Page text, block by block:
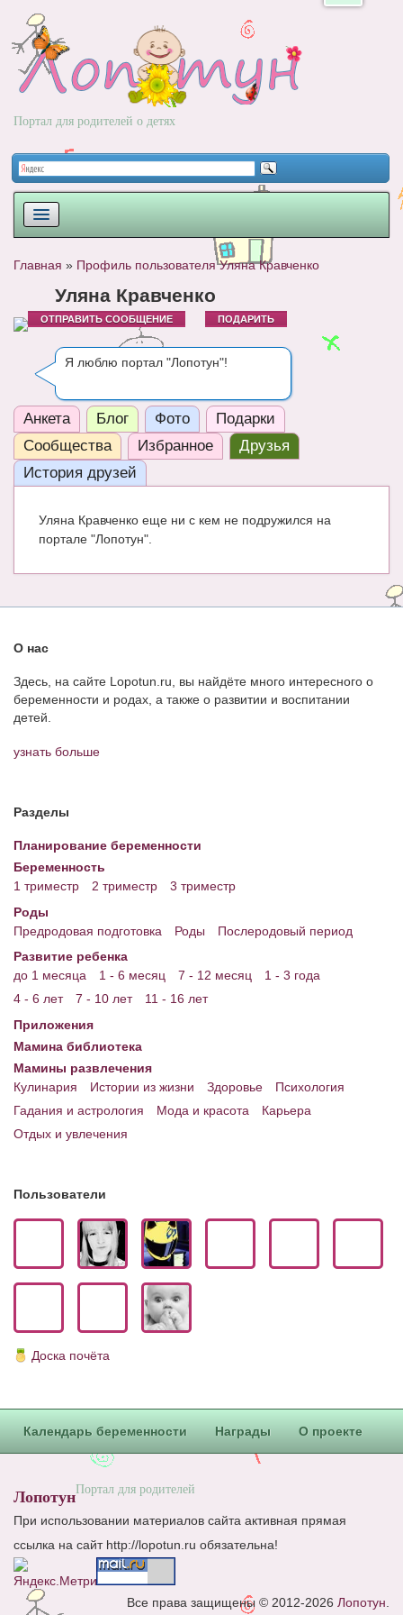
Портал для родителей о детях
РОДЫ
НОВОРОЖДЕННЫЙ
РАЗВИТИЕ
ВОПРОС-ОТВЕТ
ЧАТ
КНИГИ
СООБЩЕСТВА
Энциклопедия
МАМИНА БИБЛИОТЕКА
Имена. Святцы
Энциклопедия беременных
Мамина энциклопедия
Сервис. Оценка роста и веса ребенка
Приложения для Android
Полезные ссылки
Блог Администратора
О проекте
Сотрудничество. Авторам
Главная » Профиль пользователя Уляна Кравченко
Уляна Кравченко
ОТПРАВИТЬ СООБЩЕНИЕ ПОДАРИТЬ
Я люблю портал "Лопотун"!
Анкета Блог Фото
Подарки
Сообщества
Избранное
Друзья
История друзей
Уляна Кравченко еще ни с кем не подружился на
портале "Лопотун".
О нас
Здесь, на сайте Lopotun.ru, вы найдёте много интересного о
беременности и родах, а также о развитии и воспитании
детей.
узнать больше
Разделы
Планирование беременности
Беременность
1 триместр
2 триместр
3 триместр
Роды
Предродовая подготовка
Роды
Послеродовый период
Развитие ребенка
до 1 месяца
1 - 6 месяц 7 - 12 месяц
1 - 3 года
4 - 6 лет
7 - 10 лет
11 - 16 лет
Приложения
Мамина библиотека
Мамины развлечения
Кулинария
Истории из жизни Здоровье
Психология
Гадания и астрология
Мода и красота
Карьера
Отдых и увлечения
Пользователи
Доска почёта
Календарь беременности Награды О проекте
ЛопотунПортал для родителей
При использовании материалов сайта активная прямая
ссылка на сайт http://lopotun.ru обязательна!
Все права защищены © 2012-2026 Лопотун